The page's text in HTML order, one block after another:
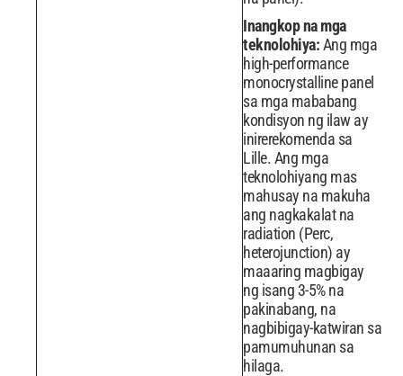
Inangkop na mga
teknolohiya:Ang mga
high-performance
monocrystalline panel
sa mga mababang
kondisyon ng ilaw ay
inirerekomenda sa
Lille. Ang mga
teknolohiyang mas
mahusay na makuha
ang nagkakalat na
radiation (Perc,
heterojunction) ay
maaaring magbigay
ng isang 3-5% na
pakinabang, na
nagbibigay-katwiran sa
pamumuhunan sa
hilaga.